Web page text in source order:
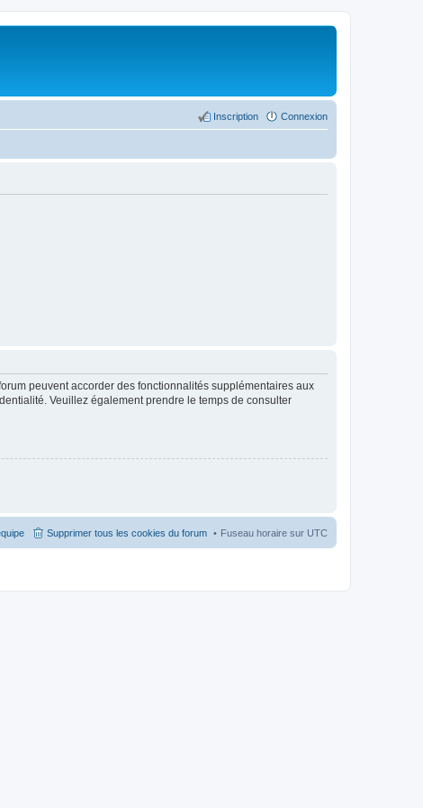
Connexion
Inscription
peuvent accorder des fonctionnalités supplémentaires aux
Veuillez également prendre le temps de consulter
Fuseau horaire sur UTC
Supprimer tous les cookies du forum